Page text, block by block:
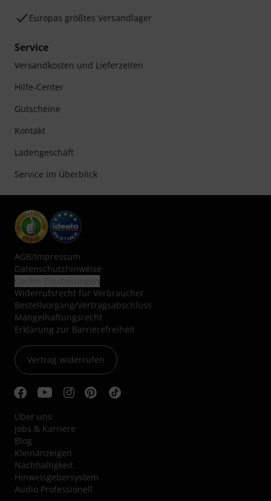
Europas größtes Versandlager
Service
Versandkosten und Lieferzeiten
Hilfe-Center
Gutscheine
Kontakt
Ladengeschäft
Service im Überblick
AGB/Impressum
Datenschutzhinweise
Widerrufsrecht für Verbraucher
Bestellvorgang/Vertragsabschluss
Mängelhaftungsrecht
Erklärung zur Barrierefreiheit
Vertrag widerrufen
Über uns
Jobs & Karriere
Blog
Kleinanzeigen
Nachhaltigkeit
Hinweisgebersystem
Audio Professionell